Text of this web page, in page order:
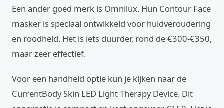
Een ander goed merk is Omnilux. Hun Contour Face
masker is speciaal ontwikkeld voor huidveroudering
en roodheid. Het is iets duurder, rond de €300-€350,
maar zeer effectief.
Voor een handheld optie kun je kijken naar de
CurrentBody Skin LED Light Therapy Device. Dit